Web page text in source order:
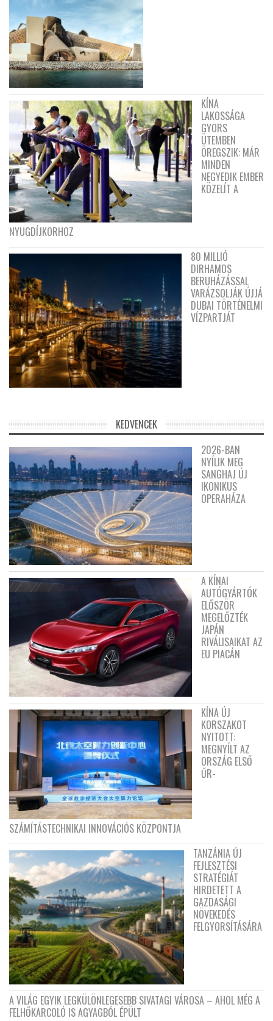
KÍNA
LAKOSSÁGA
GYORS
ÜTEMBEN
ÖREGSZIK: MÁR
MINDEN
NEGYEDIK EMBER
KÖZELÍT A
NYUGDÍJKORHOZ
80 MILLIÓ
DIRHAMOS
BERUHÁZÁSSAL
VARÁZSOLJÁK ÚJJÁ
DUBAI TÖRTÉNELMI
VÍZPARTJÁT
KEDVENCEK
2026-BAN
NYÍLIK MEG
SANGHAJ ÚJ
IKONIKUS
OPERAHÁZA
A KÍNAI
AUTÓGYÁRTÓK
ELŐSZÖR
MEGELŐZTÉK
JAPÁN
RIVÁLISAIKAT AZ
EU PIACÁN
KÍNA ÚJ
KORSZAKOT
NYITOTT:
MEGNYÍLT AZ
ORSZÁG ELSŐ
ŰR-
SZÁMÍTÁSTECHNIKAI INNOVÁCIÓS KÖZPONTJA
TANZÁNIA ÚJ
FEJLESZTÉSI
STRATÉGIÁT
HIRDETETT A
GAZDASÁGI
NÖVEKEDÉS
FELGYORSÍTÁSÁRA
A VILÁG EGYIK LEGKÜLÖNLEGESEBB SIVATAGI VÁROSA – AHOL MÉG A
FELHŐKARCOLÓ IS AGYAGBÓL ÉPÜLT